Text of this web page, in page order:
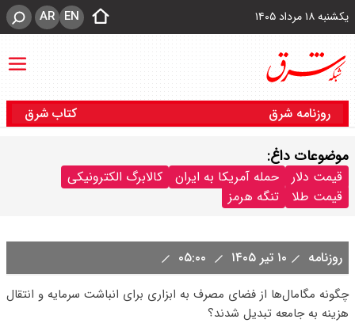
یکشنبه ۱۸ مرداد ۱۴۰۵ EN
AR
روزنامه شرق کتاب شرق
موضوعات داغ:
قیمت دلار حمله آمریکا به ایران
کالابرگ الکترونیکی
قیمت طلا
تنگه هرمز
روزنامه ۱۰ تیر ۱۴۰۵
چگونه مگامال‌ها از فضای مصرف به ابزاری برای انباشت سرمایه و انتقال
هزینه به جامعه تبدیل شدند؟